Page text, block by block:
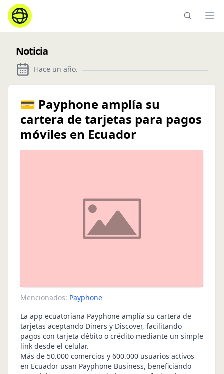
Noticia
Hace un año.
💳 Payphone amplía su
cartera de tarjetas para pagos
móviles en Ecuador
Mencionados: Payphone
La app ecuatoriana Payphone amplía su cartera de
tarjetas aceptando Diners y Discover, facilitando
pagos con tarjeta débito o crédito mediante un simple
link desde el celular.
Más de 50.000 comercios y 600.000 usuarios activos
en Ecuador usan Payphone Business, beneficiando